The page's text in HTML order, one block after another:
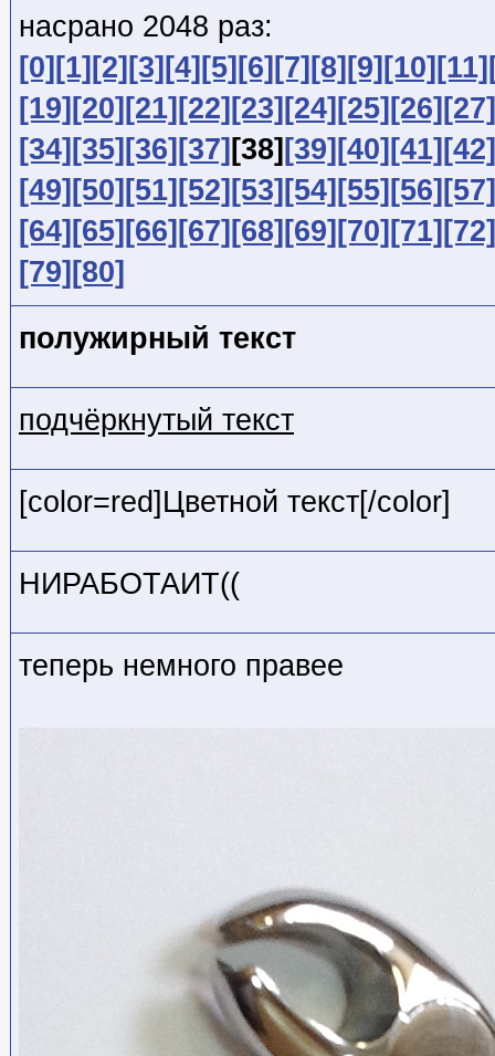
насрано 2048 раз:
[0] [1] [2] [3] [4] [5] [6] [7] [8] [9] [10] [11]
[19] [20] [21] [22] [23] [24] [25] [26] [27]
[34] [35] [36] [37] [38] [39] [40] [41] [42]
[49] [50] [51] [52] [53] [54] [55] [56] [57]
[64] [65] [66] [67] [68] [69] [70] [71] [72]
[79] [80]
полужирный текст
подчёркнутый текст
[color=red]Цветной текст[/color]
НИРАБОТАИТ((
теперь немного правее